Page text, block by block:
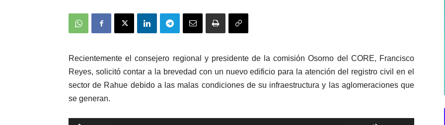
Recientemente el consejero regional y presidente de la comisión Osorno del CORE, Francisco
Reyes, solicitó contar a la brevedad con un nuevo edificio para la atención del registro civil en el
sector de Rahue debido a las malas condiciones de su infraestructura y las aglomeraciones que
se generan.